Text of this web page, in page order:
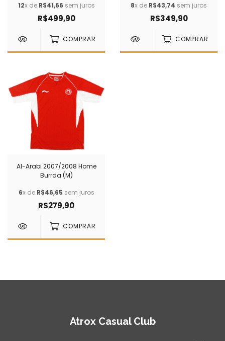
12x de R$41,66 sem juros
R$499,90
COMPRAR
8x de R$43,74 sem juros
R$349,90
COMPRAR
Al-Arabi 2007/2008 Home
Burrda (M)
6x de R$46,65 sem juros
R$279,90
COMPRAR
Atrox Casual Club